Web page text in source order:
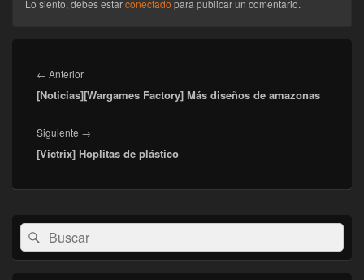
Lo siento, debes estarconectado para publicar un comentario.
de
entradas
← AnteriorEntrada
anterior:
[Noticias][Wargames Factory] Más diseños de amazonas
Siguiente →
siguiente:
[Victrix] Hoplitas de plástico
El
área
de
widget
Buscar
por:
Buscar